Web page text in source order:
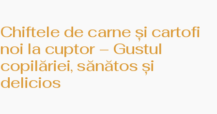
Chiftele de carne și cartofi
noi la cuptor – Gustul
copilăriei, sănătos și
delicios